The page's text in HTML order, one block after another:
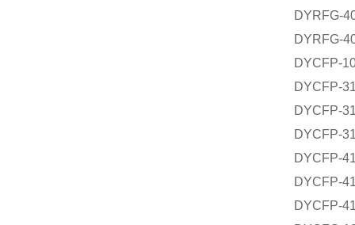
DYRFG-
DYRFG-
DYCFP-
DYCFP-
DYCFP-
DYCFP-
DYCFP-
DYCFP-
DYCFP-